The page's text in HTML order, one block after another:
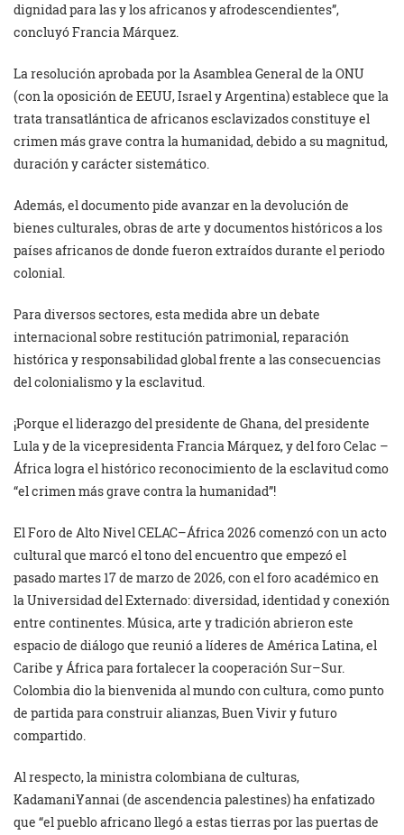
dignidad para las y los africanos y afrodescendientes”,
concluyó Francia Márquez.
La resolución aprobada por la Asamblea General de la ONU
(con la oposición de EEUU, Israel y Argentina) establece que la
trata transatlántica de africanos esclavizados constituye el
crimen más grave contra la humanidad, debido a su magnitud,
duración y carácter sistemático.
Además, el documento pide avanzar en la devolución de
bienes culturales, obras de arte y documentos históricos a los
países africanos de donde fueron extraídos durante el periodo
colonial.
Para diversos sectores, esta medida abre un debate
internacional sobre restitución patrimonial, reparación
histórica y responsabilidad global frente a las consecuencias
del colonialismo y la esclavitud.
¡Porque el liderazgo del presidente de Ghana, del presidente
Lula y de la vicepresidenta Francia Márquez, y del foro Celac –
África logra el histórico reconocimiento de la esclavitud como
“el crimen más grave contra la humanidad”!
El Foro de Alto Nivel CELAC–África 2026 comenzó con un acto
cultural que marcó el tono del encuentro que empezó el
pasado martes 17 de marzo de 2026, con el foro académico en
la Universidad del Externado: diversidad, identidad y conexión
entre continentes. Música, arte y tradición abrieron este
espacio de diálogo que reunió a líderes de América Latina, el
Caribe y África para fortalecer la cooperación Sur–Sur.
Colombia dio la bienvenida al mundo con cultura, como punto
de partida para construir alianzas, Buen Vivir y futuro
compartido.
Al respecto, la ministra colombiana de culturas,
KadamaniYannai (de ascendencia palestines) ha enfatizado
que “el pueblo africano llegó a estas tierras por las puertas de